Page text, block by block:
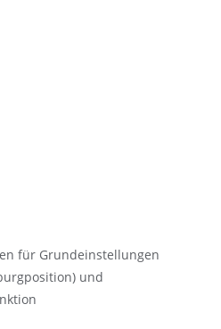
für Grundeinstellungen
und